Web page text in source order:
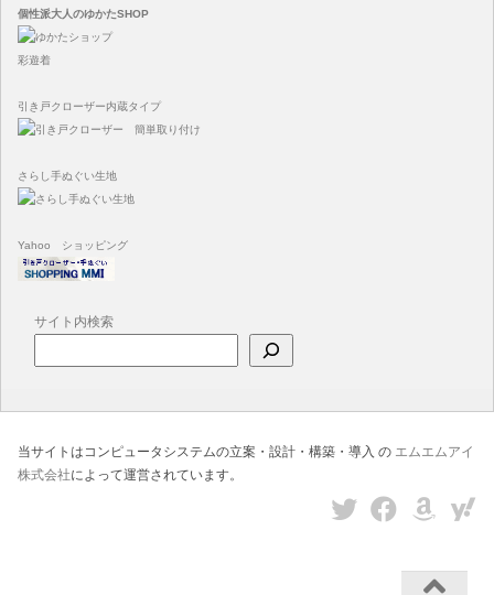
個性派大人のゆかたSHOP
彩遊着
引き戸クローザー内蔵タイプ
さらし手ぬぐい生地
Yahoo ショッピング
サイト内検索
当サイトはコンピュータシステムの立案・設計・構築・導入 の エムエムアイ
株式会社によって運営されています。